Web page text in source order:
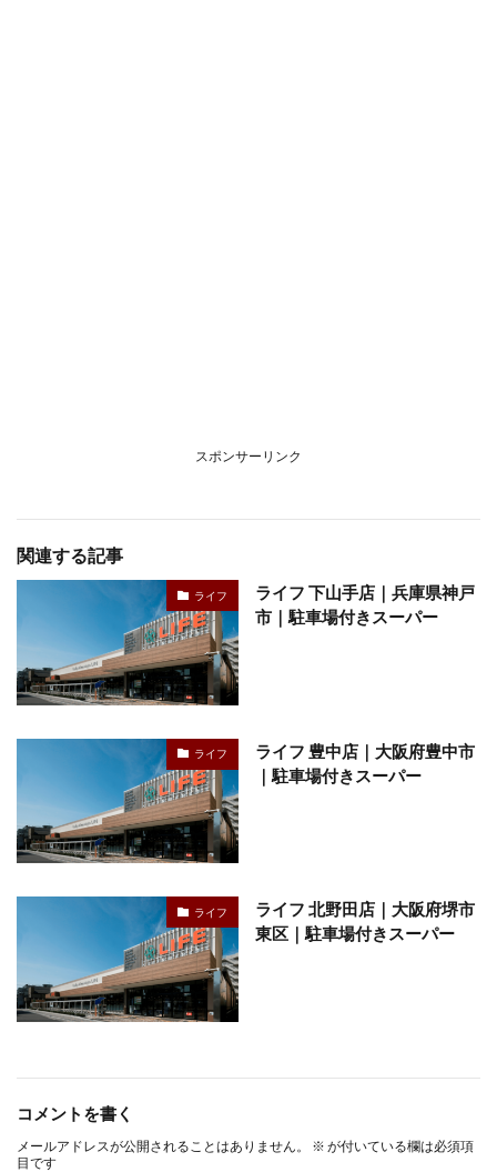
スポンサーリンク
関連する記事
ライフ
ライフ 下山手店｜兵庫県神戸
市｜駐車場付きスーパー
ライフ
ライフ 豊中店｜大阪府豊中市
｜駐車場付きスーパー
ライフ
ライフ 北野田店｜大阪府堺市
東区｜駐車場付きスーパー
コメントを書く
メールアドレスが公開されることはありません。 ※ が付いている欄は必須項
目です